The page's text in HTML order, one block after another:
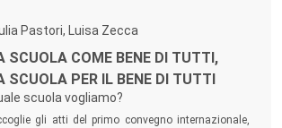
Pastori, Luisa Zecca
SCUOLA COME BENE DI TUTTI,
SCUOLA PER IL BENE DI TUTTI
scuola vogliamo?
gli atti del primo convegno internazionale,